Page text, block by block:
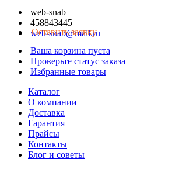
web-snab
458843445
web-snab@mail.ru
Оставить заявку
Ваша корзина пуста
Проверьте статус заказа
Избранные товары
Каталог
О компании
Доставка
Гарантия
Прайсы
Контакты
Блог и советы